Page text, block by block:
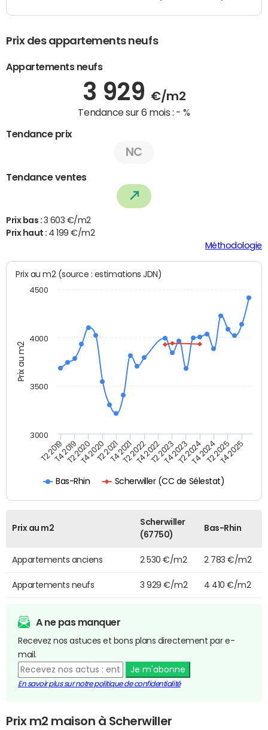
Prix des appartements neufs
Appartements neufs
3 929 €/m2
Tendance sur 6 mois : - %
Tendance prix
NC
Tendance ventes
Prix bas : 3 603 €/m2
Prix haut : 4 199 €/m2
Méthodologie
Prix au m2
Prix au m2 (source : estimations JDN)
Bas-Rhin Scherwiller (CC de Sélestat)
T2 2019T4 2019T2 2020T4 2020T2 2021T4 2021T2 2022T4 2022T2 2023T4 2023T2 2024T4 2024T2 2025T4 2025
3000
3500
4000
4500
Prix au m2
Scherwiller
(67750)
Bas-Rhin
Appartements anciens 2 530 €/m2 2 783 €/m2
Appartements neufs 3 929 €/m2 4 410 €/m2
A ne pas manquer
Recevez nos astuces et bons plans directement par e-
mail.
Je m'abonne
En savoir plus sur notre politique de confidentialité
Prix m2 maison à Scherwiller